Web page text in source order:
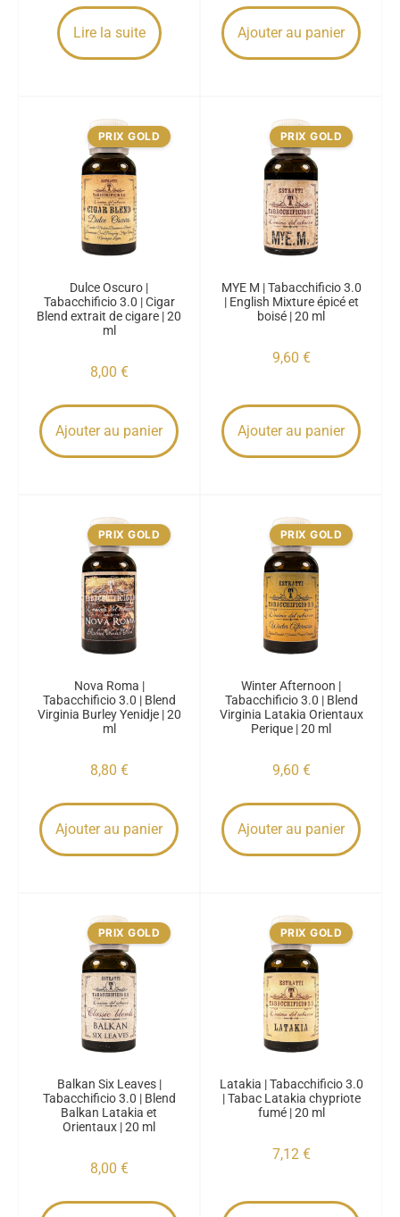
Lire la suite Ajouter au panier
PRIX GOLD
Dulce Oscuro |
Tabacchificio 3.0 | Cigar
Blend extrait de cigare | 20
ml
8,00 €
Ajouter au panier
PRIX GOLD
MYE M | Tabacchificio 3.0
| English Mixture épicé et
boisé | 20 ml
9,60 €
Ajouter au panier
PRIX GOLD
Nova Roma |
Tabacchificio 3.0 | Blend
Virginia Burley Yenidje | 20
ml
8,80 €
Ajouter au panier
PRIX GOLD
Winter Afternoon |
Tabacchificio 3.0 | Blend
Virginia Latakia Orientaux
Perique | 20 ml
9,60 €
Ajouter au panier
PRIX GOLD
Balkan Six Leaves |
Tabacchificio 3.0 | Blend
Balkan Latakia et
Orientaux | 20 ml
8,00 €
PRIX GOLD
Latakia | Tabacchificio 3.0
| Tabac Latakia chypriote
fumé | 20 ml
7,12 €